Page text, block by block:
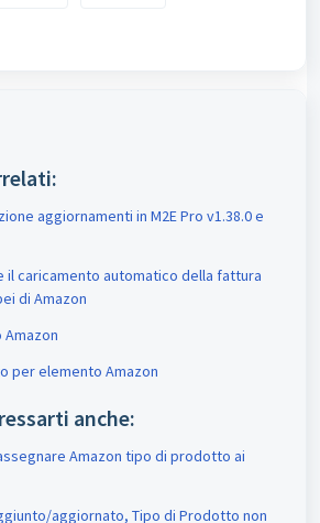
aggiornamenti in M2E Pro v1.38.0 e
il caricamento automatico della fattura
di Amazon
per elemento Amazon
anche:
Amazon tipo di prodotto ai
aggiornato, Tipo di Prodotto non